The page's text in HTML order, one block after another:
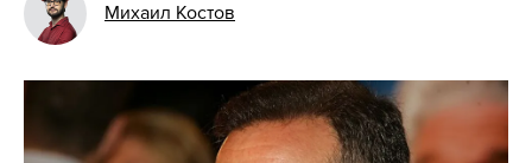
Михаил Костов